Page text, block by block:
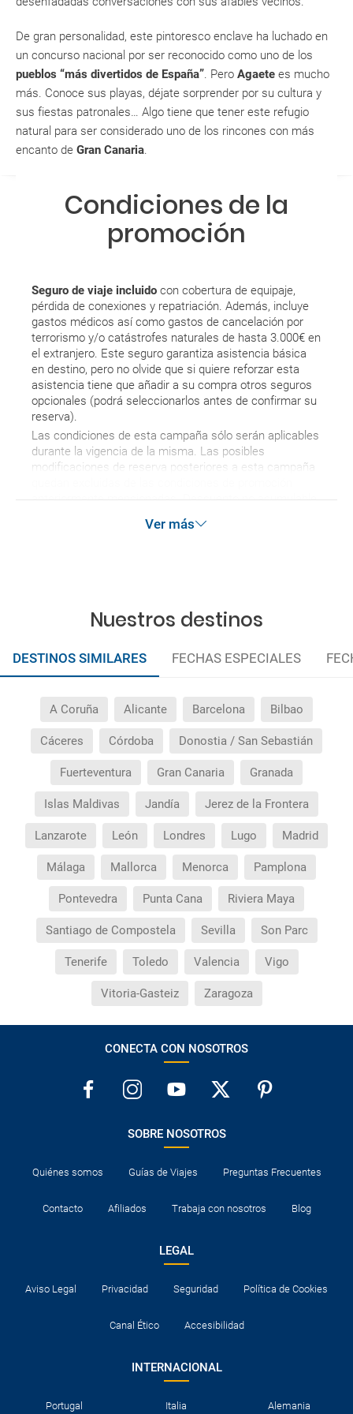
De gran personalidad, este pintoresco enclave ha luchado en
un concurso nacional por ser reconocido como uno de los
pueblos “más divertidos de España” . Pero Agaete es mucho
más. Conoce sus playas, déjate sorprender por su cultura y
sus fiestas patronales… Algo tiene que tener este refugio
natural para ser considerado uno de los rincones con más
encanto de Gran Canaria
14.7 °C 14.9 °C 15.4 °C 15.7 °C
modificar una reserva del viaje? ¿Qué gastos puede
¿Qué caducidad debe tener mi pasaporte para ir
a...?
¿Con cuánta antelación tengo que estar en el
aeropuerto?
paquete vacacional en la página web?
Al realizar la reserva, uno de los servicios ha
¿Cómo sé si hay plazas disponibles en el viaje que
quiero al hacer mi solicitud de reserva?
Si tengo los traslados incluidos, ¿dónde debo
dirigirme?
¿Incluye algún seguro de viaje mi reserva?
¿Cuáles son las condiciones generales en las
¿Cuáles son los impuestos de entrada y salida del
¿Por qué me sale el precio de un niño igual que el
¿Cuántas veces debo imprimir el bono de los
Condiciones de la
promoción
Seguro de viaje incluido con cobertura de equipaje,
pérdida de conexiones y repatriación. Además, incluye
gastos médicos así como gastos de cancelación por
terrorismo y/o catástrofes naturales de hasta 3.000€ en
el extranjero. Este seguro garantiza asistencia básica
en destino, pero no olvide que si quiere reforzar esta
asistencia tiene que añadir a su compra otros seguros
opcionales (podrá seleccionarlos antes de confirmar su
reserva).
Las condiciones de esta campaña sólo serán aplicables
durante la vigencia de la misma. Las posibles
modificaciones de reserva posteriores a esta campaña
Ver más
Nuestros destinos
DESTINOS SIMILARES FECHAS ESPECIALES
A Coruña Alicante Barcelona Bilbao
Cáceres Córdoba Donostia / San Sebastián
Fuerteventura Gran Canaria Granada
Islas Maldivas Jandía Jerez de la Frontera
Lanzarote León Londres Lugo Madrid
Málaga Mallorca Menorca Pamplona
Pontevedra Punta Cana Riviera Maya
Santiago de Compostela Sevilla Son Parc
Tenerife Toledo Valencia Vigo
Vitoria-Gasteiz Zaragoza
CONECTA CON NOSOTROS
SOBRE NOSOTROS
Quiénes somos Guías de Viajes Preguntas Frecuentes
Contacto Afiliados Trabaja con nosotros Blog
LEGAL
Aviso Legal Privacidad Seguridad Política de Cookies
Canal Ético Accesibilidad
INTERNACIONAL
Portugal Italia Alemania